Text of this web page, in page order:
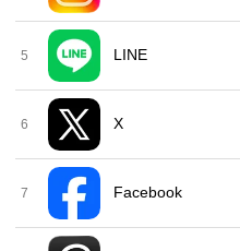
5 LINE
6 X
7 Facebook